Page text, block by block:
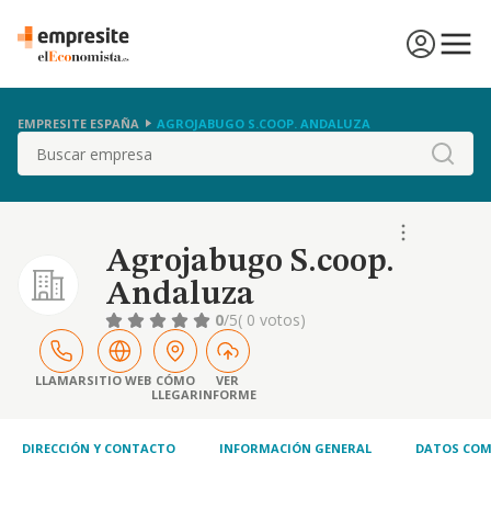
EMPRESITE ESPAÑA AGROJABUGO S.COOP. ANDALUZA
Buscar
Agrojabugo S.coop.
Andaluza
0/5( 0 votos)
LLAMARSITIO WEB CÓMO
LLEGAR
VER
INFORME
DIRECCIÓN Y CONTACTO INFORMACIÓN GENERAL DATOS